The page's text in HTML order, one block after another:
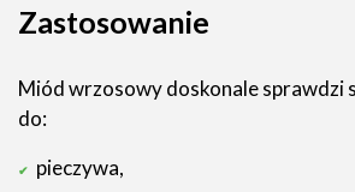
Zastosowanie
Miód wrzosowy doskonale sprawdzi
do:
pieczywa,